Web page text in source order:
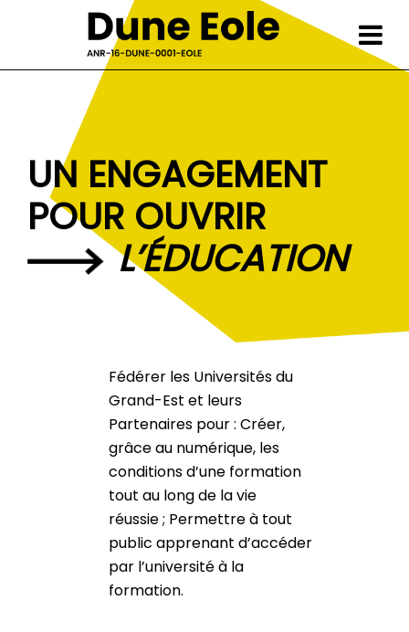
UN ENGAGEMENT
POUR OUVRIR
L’ÉDUCATION
Fédérer les Universités du
Grand-Est et leurs
Partenaires pour : Créer,
grâce au numérique, les
conditions d’une formation
tout au long de la vie
réussie ; Permettre à tout
public apprenant d’accéder
par l’université à la
formation.